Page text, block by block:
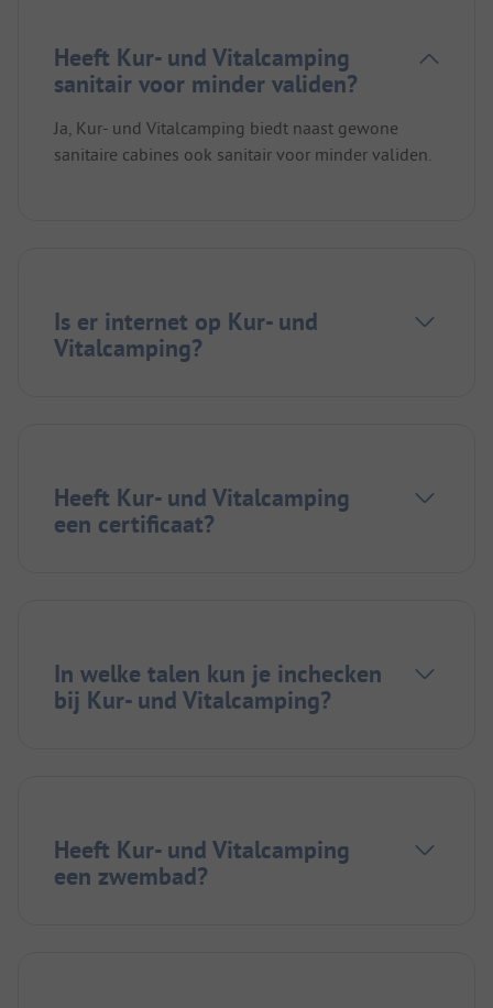
Heeft Kur- und Vitalcamping
sanitair voor minder validen?
Ja, Kur- und Vitalcamping biedt naast gewone
sanitaire cabines ook sanitair voor minder validen.
Is er internet op Kur- und
Vitalcamping?
Heeft Kur- und Vitalcamping
een certificaat?
In welke talen kun je inchecken
bij Kur- und Vitalcamping?
Heeft Kur- und Vitalcamping
een zwembad?